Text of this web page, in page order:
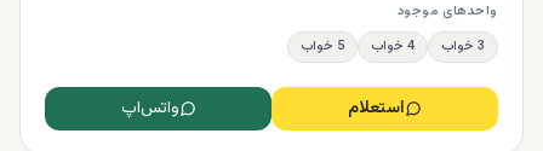
واحدهای موجود
3 خواب
4 خواب 5 خواب
استعلام واتس‌اپ